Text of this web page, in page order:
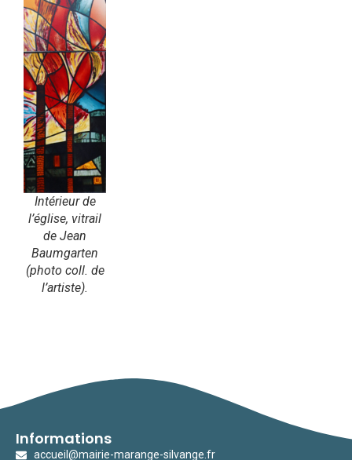
Intérieur de
l’église, vitrail
de Jean
Baumgarten
(photo coll. de
l’artiste).
Informations
accueil@mairie-marange-silvange.fr